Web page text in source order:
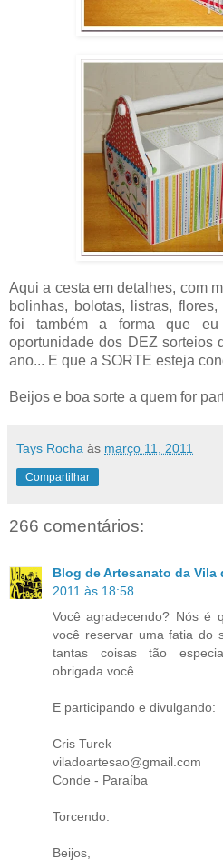
Aqui a cesta em detalhes, com
bolinhas, bolotas, listras,
foi também a forma que
oportunidade dos DEZ sorteios
ano... E que a SORTE esteja
Beijos e boa sorte a quem for
Tays Rocha às março 11, 2011
Compartilhar
266 comentários:
Blog de Artesanato da Vila
2011 às 18:58
Você agradecendo? Nós é
você reservar uma fatia do
tantas coisas tão
obrigada você.
E participando e divulgando:
Cris Turek
viladoartesao@gmail.com
Conde - Paraíba
Torcendo.
Beijos,